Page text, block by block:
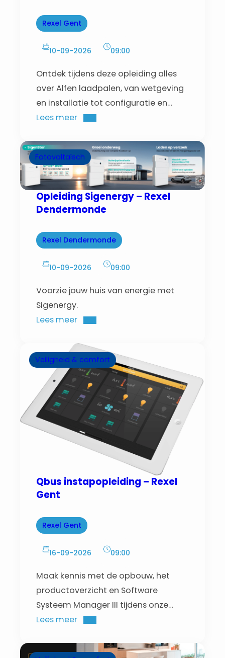
Rexel Gent
10-09-2026 09:00
Ontdek tijdens deze opleiding alles
over Alfen laadpalen, van wetgeving
en installatie tot configuratie en
gebruik, met praktische uitleg en
Lees meer
Fotovoltaïsch
Opleiding Sigenergy – Rexel
Dendermonde
Rexel Dendermonde
10-09-2026 09:00
Voorzie jouw huis van energie met
Sigenergy.
Lees meer
Veiligheid & comfort
Qbus instapopleiding – Rexel
Gent
Rexel Gent
16-09-2026 09:00
Maak kennis met de opbouw, het
productoverzicht en Software
Systeem Manager III tijdens onze
instapopleiding met praktijkgerichte
Lees meer